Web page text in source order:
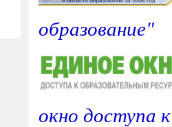
образование"
окно доступа